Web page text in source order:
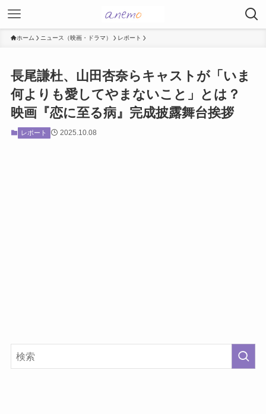
ホーム ニュース（映画・ドラマ） レポート
長尾謙杜、山田杏奈らキャストが「いま
何よりも愛してやまないこと」とは？
映画『恋に至る病』完成披露舞台挨拶
レポート 2025.10.08